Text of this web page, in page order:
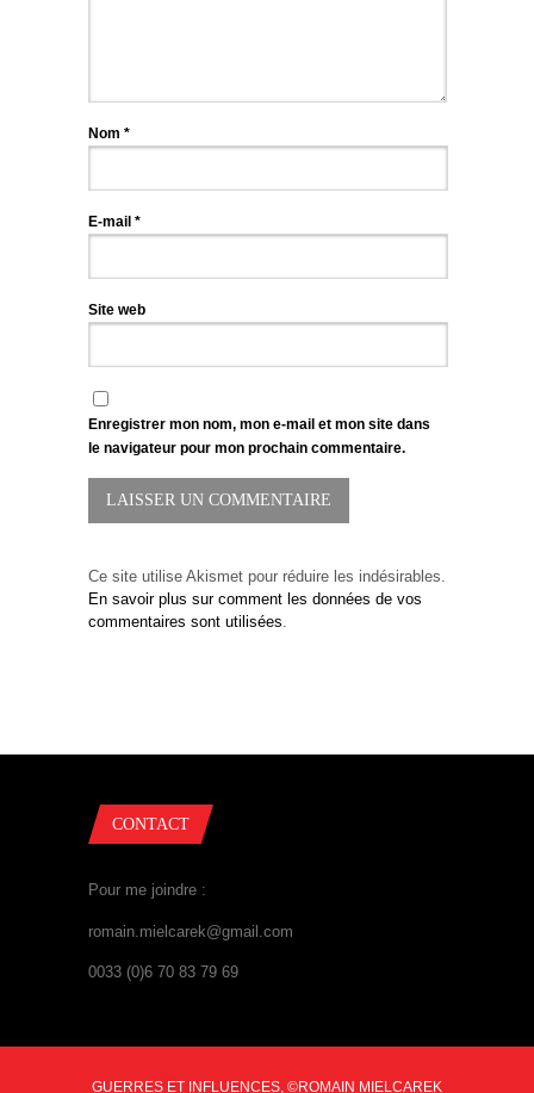
Nom *
E-mail *
Site web
Enregistrer mon nom, mon e-mail et mon site dans
le navigateur pour mon prochain commentaire.
Ce site utilise Akismet pour réduire les indésirables.
En savoir plus sur comment les données de vos
commentaires sont utilisées
CONTACT
Pour me joindre :
romain.mielcarek@gmail.com
0033 (0)6 70 83 79 69
GUERRES ET INFLUENCES, ©ROMAIN MIELCAREK